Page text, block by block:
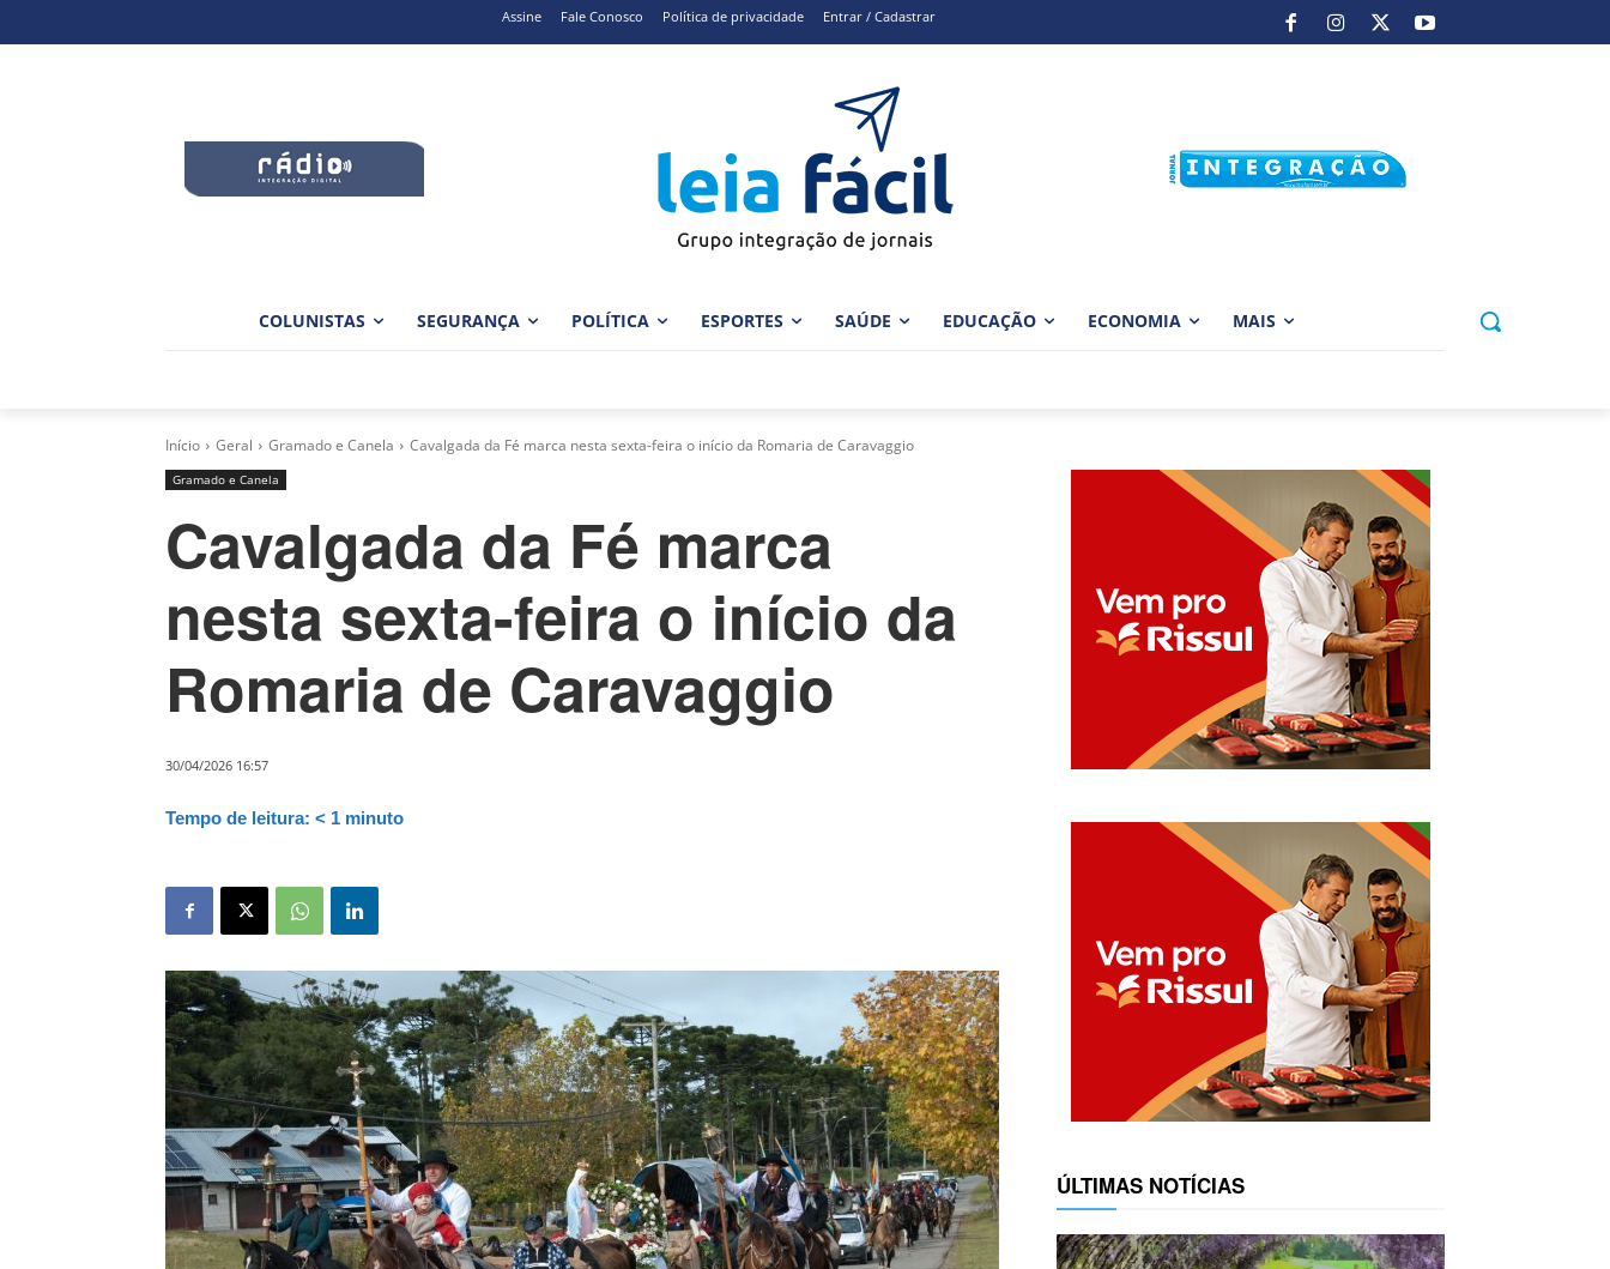
Assine Fale Conosco Política de privacidade Entrar / Cadastrar
COLUNISTAS SEGURANÇA POLÍTICA ESPORTES SAÚDE EDUCAÇÃO ECONOMIA MAIS
Início Geral Gramado e Canela Cavalgada da Fé marca nesta sexta-feira o início da Romaria de Caravaggio
Gramado e Canela
Cavalgada da Fé marca
nesta sexta-feira o início da
Romaria de Caravaggio
30/04/2026 16:57
Tempo de leitura: < 1 minuto
ÚLTIMAS NOTÍCIAS